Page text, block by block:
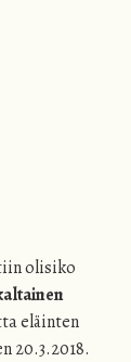
olisiko
eläinten
20.3.2018.